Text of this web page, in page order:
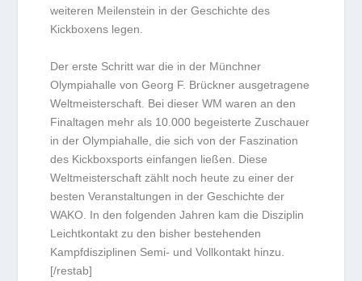
weiteren Meilenstein in der Geschichte des
Kickboxens legen.
Der erste Schritt war die in der Münchner
Olympiahalle von Georg F. Brückner ausgetragene
Weltmeisterschaft. Bei dieser WM waren an den
Finaltagen mehr als 10.000 begeisterte Zuschauer
in der Olympiahalle, die sich von der Faszination
des Kickboxsports einfangen ließen. Diese
Weltmeisterschaft zählt noch heute zu einer der
besten Veranstaltungen in der Geschichte der
WAKO. In den folgenden Jahren kam die Disziplin
Leichtkontakt zu den bisher bestehenden
Kampfdisziplinen Semi- und Vollkontakt hinzu.
[/restab]